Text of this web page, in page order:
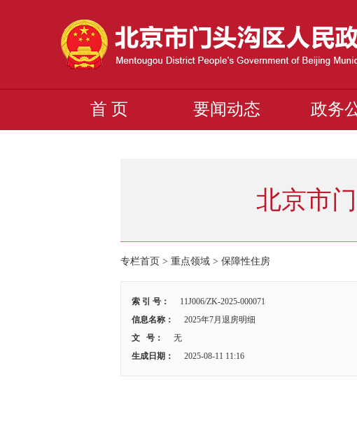
首 页 要闻动态 政务
北京市
专栏首页 > 重点领域 > 保障性住房
索 引 号： 11J006/ZK-2025-000071
信息名称：
2025年7月退房明细
文 号：
无
生成日期：
2025-08-11 11:16